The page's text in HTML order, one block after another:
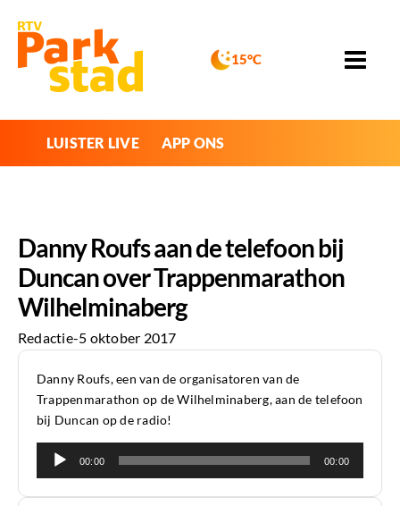
15°C
LUISTER LIVE APP ONS
Danny Roufs aan de telefoon bij
Duncan over Trappenmarathon
Wilhelminaberg
Redactie-5 oktober 2017
Danny Roufs, een van de organisatoren van de
Trappenmarathon op de Wilhelminaberg, aan de telefoon
bij Duncan op de radio!
Audiospeler
00:00 00:00